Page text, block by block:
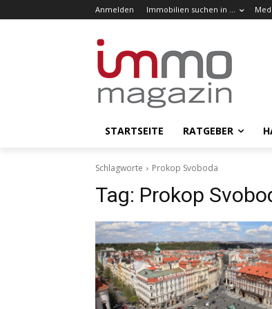
Anmelden Immobilien suchen in …
STARTSEITE RATGEBER
Schlagworte Prokop Svoboda
Tag: Prokop